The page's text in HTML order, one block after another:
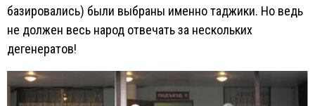
базировались) были выбраны именно таджики. Но ведь
не должен весь народ отвечать за нескольких
дегенератов!